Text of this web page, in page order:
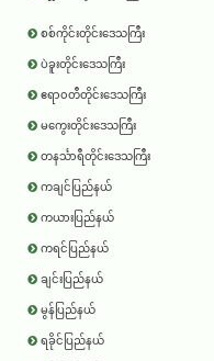
စစ်ကိုင်းတိုင်းဒေသကြီး
ပဲခူးတိုင်းဒေသကြီး
ဧရာ၀တီတိုင်းဒေသကြီး
မကွေးတိုင်းဒေသကြီး
တနင်္သာရီတိုင်းဒေသကြီး
ကချင်ပြည်နယ်
ကယားပြည်နယ်
ကရင်ပြည်နယ်
ချင်းပြည်နယ်
မွန်ပြည်နယ်
ရခိုင်ပြည်နယ်